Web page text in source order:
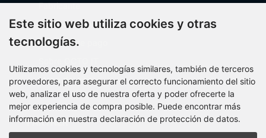
Fabricante
Costos de envío
Métodos de pago
Mapa del sitio
PARTNER
Este sitio web utiliza cookies y otras
tecnologías.
Utilizamos cookies y tecnologías similares, también de terceros
proveedores, para asegurar el correcto funcionamiento del sitio
web, analizar el uso de nuestra oferta y poder ofrecerte la
mejor experiencia de compra posible. Puede encontrar más
información en nuestra declaración de protección de datos.